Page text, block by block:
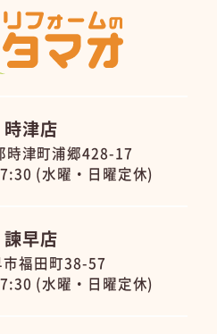
時津店
時津町浦郷428-17
(水曜・日曜定休)
諫早店
福田町38-57
(水曜・日曜定休)